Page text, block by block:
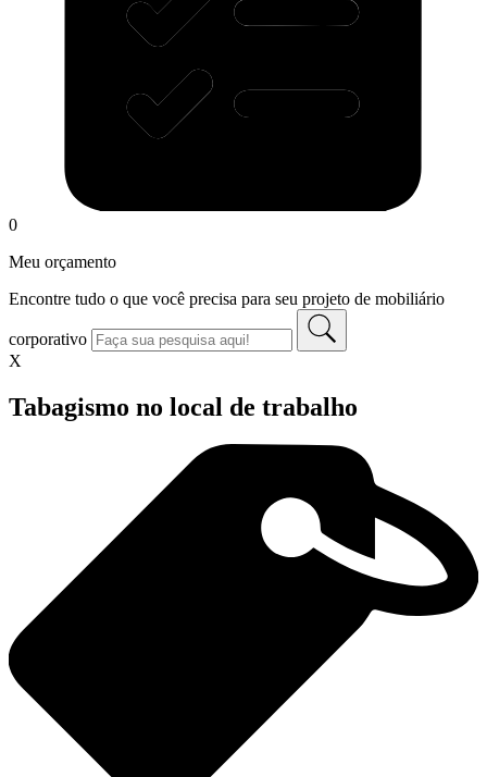
0
Meu orçamento
Encontre tudo o que você precisa para seu projeto de mobiliário
corporativo
X
Tabagismo no local de trabalho